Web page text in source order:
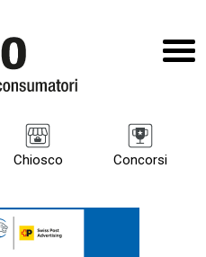
Chiosco Concorsi